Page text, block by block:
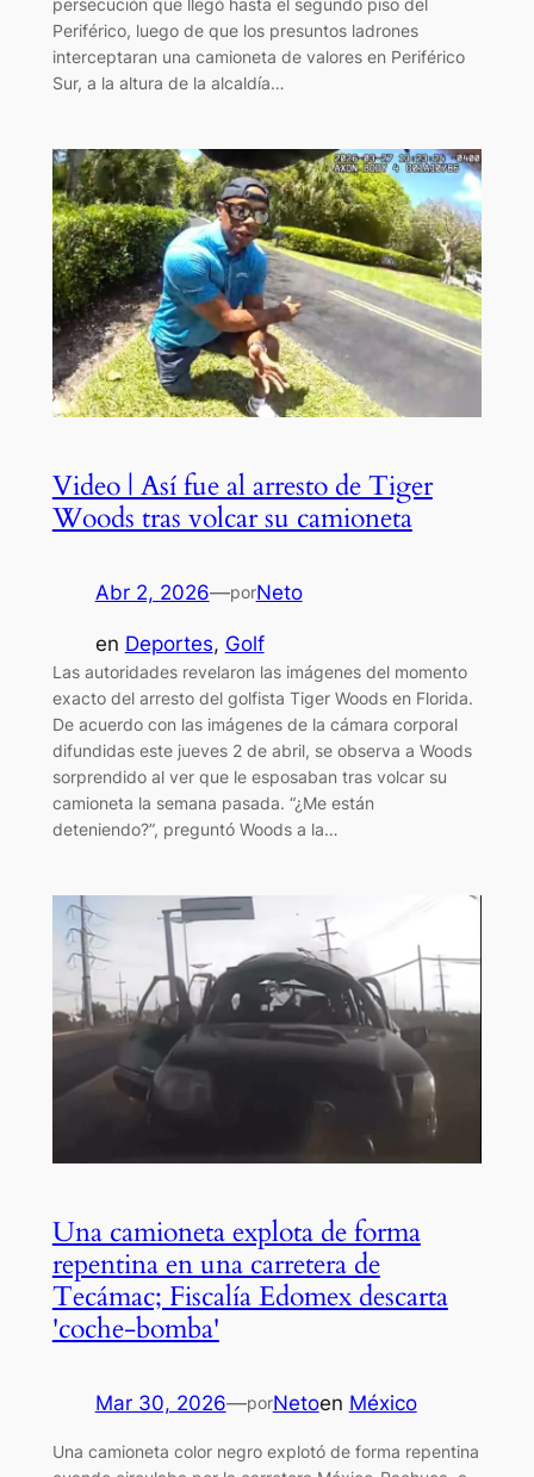
persecución que llegó hasta el segundo piso del
Periférico, luego de que los presuntos ladrones
interceptaran una camioneta de valores en Periférico
Sur, a la altura de la alcaldía…
Video | Así fue al arresto de Tiger
Woods tras volcar su camioneta
Abr 2, 2026—porNeto
en Deportes, Golf
Las autoridades revelaron las imágenes del momento
exacto del arresto del golfista Tiger Woods en Florida.
De acuerdo con las imágenes de la cámara corporal
difundidas este jueves 2 de abril, se observa a Woods
sorprendido al ver que le esposaban tras volcar su
camioneta la semana pasada. “¿Me están
deteniendo?”, preguntó Woods a la…
Una camioneta explota de forma
repentina en una carretera de
Tecámac; Fiscalía Edomex descarta
'coche-bomba'
Mar 30, 2026—porNetoen México
Una camioneta color negro explotó de forma repentina